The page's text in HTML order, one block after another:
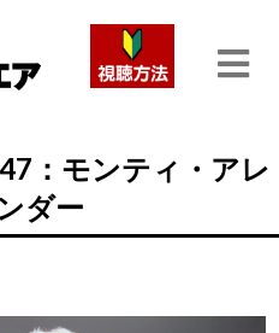
：モンティ・アレ
ダー